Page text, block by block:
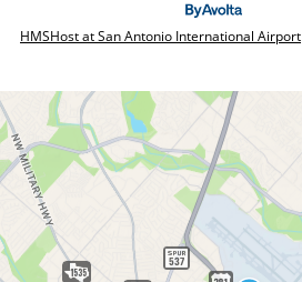
HMSHost at San Antonio International Airport